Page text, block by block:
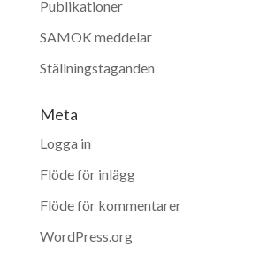
Publikationer
SAMOK meddelar
Ställningstaganden
Meta
Logga in
Flöde för inlägg
Flöde för kommentarer
WordPress.org